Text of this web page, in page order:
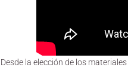
Desde la elección de los